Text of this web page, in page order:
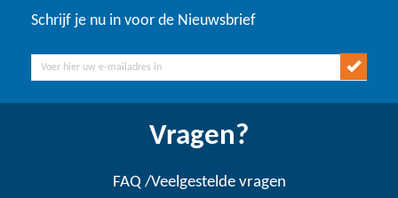
Schrijf je nu in voor de Nieuwsbrief
Vragen?
FAQ /Veelgestelde vragen